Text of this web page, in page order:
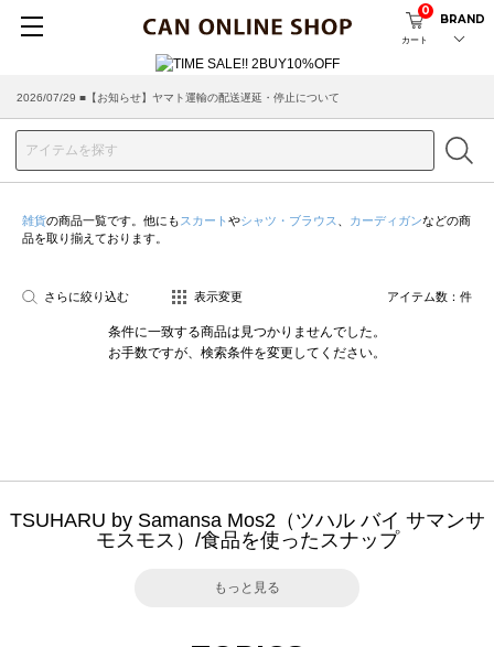
カート
0
BRAND
2026/07/29 ■【お知らせ】ヤマト運輸の配送遅延・停止について
雑貨の商品一覧です。他にも スカート やシャツ・ブラウス カーディガンなどの商
品を取り揃えております。
さらに絞り込む 表示変更 アイテム数： 件
条件に一致する商品は見つかりませんでした。
お手数ですが、検索条件を変更してください。
TSUHARU by Samansa Mos2（ツハル バイ サマンサ
モスモス）/食品を使ったスナップ
もっと見る